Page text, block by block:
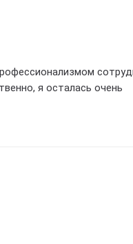
я осталась очень